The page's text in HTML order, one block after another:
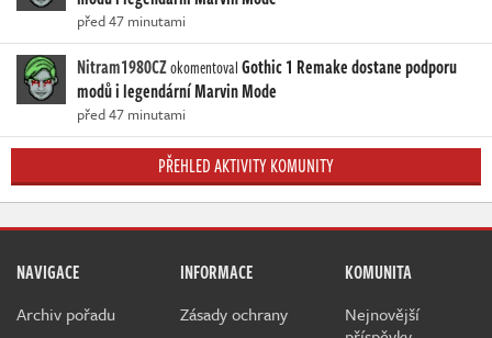
před 47 minutami
Nitram1980CZokomentovalGothic 1 Remake dostane podporu
modů i legendární Marvin Mode
před 47 minutami
PŘEHLED AKTIVITY KOMUNITY
NAVIGACE
Archiv pořadu
INFORMACE
Zásady ochrany
KOMUNITA
Nejnovější